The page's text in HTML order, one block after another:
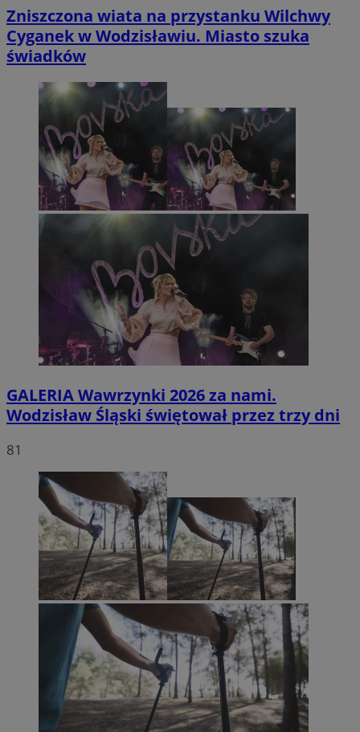
Zniszczona wiata na przystanku Wilchwy
Cyganek w Wodzisławiu. Miasto szuka
świadków
GALERIAWawrzynki 2026 za nami.
Wodzisław Śląski świętował przez trzy dni
81